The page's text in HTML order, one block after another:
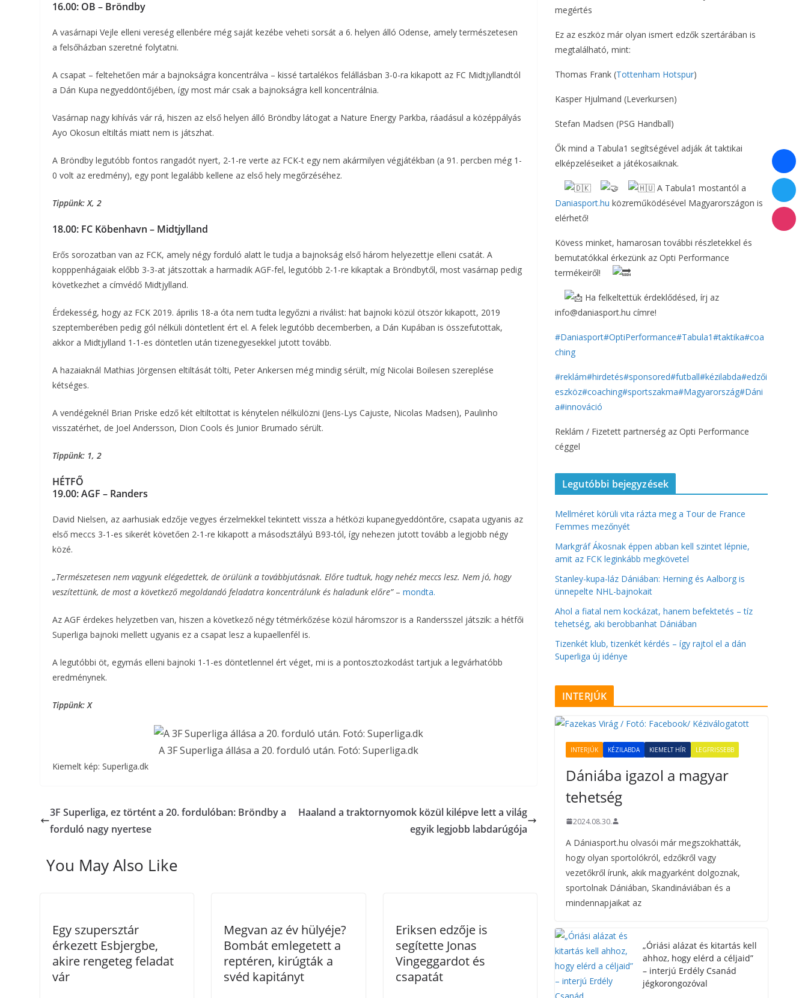
16.00: OB – Bröndby
A vasárnapi Vejle elleni vereség ellenbére még saját kezébe veheti sorsát a 6. helyen álló Odense, amely természetesen
a felsőházban szeretné folytatni.
A csapat – feltehetően már a bajnokságra koncentrálva – kissé tartalékos felállásban 3-0-ra kikapott az FC Midtjyllandtól
a Dán Kupa negyeddöntőjében, így most már csak a bajnokságra kell koncentrálnia.
Vasárnap nagy kihívás vár rá, hiszen az első helyen álló Bröndby látogat a Nature Energy Parkba, ráadásul a középpályás
Ayo Okosun eltiltás miatt nem is játszhat.
A Bröndby legutóbb fontos rangadót nyert, 2-1-re verte az FCK-t egy nem akármilyen végjátékban (a 91. percben még 1-
0 volt az eredmény), egy pont legalább kellene az első hely megőrzéséhez.
Tippünk: X, 2
18.00: FC Köbenhavn – Midtjylland
Erős sorozatban van az FCK, amely négy forduló alatt le tudja a bajnokság első három helyezettje elleni csatát. A
kopppenhágaiak előbb 3-3-at játszottak a harmadik AGF-fel, legutóbb 2-1-re kikaptak a Bröndbytől, most vasárnap pedig
következhet a címvédő Midtjylland.
Érdekesség, hogy az FCK 2019. április 18-a óta nem tudta legyőzni a riválist: hat bajnoki közül ötször kikapott, 2019
szeptemberében pedig gól nélküli döntetlent ért el. A felek legutóbb decemberben, a Dán Kupában is összefutottak,
akkor a Midtjylland 1-1-es döntetlen után tizenegyesekkel jutott tovább.
A hazaiaknál Mathias Jörgensen eltiltását tölti, Peter Ankersen még mindig sérült, míg Nicolai Boilesen szereplése
kétséges.
A vendégeknél Brian Priske edző két eltiltottat is kénytelen nélkülözni (Jens-Lys Cajuste, Nicolas Madsen), Paulinho
visszatérhet, de Joel Andersson, Dion Cools és Junior Brumado sérült.
Tippünk: 1, 2
HÉTFŐ
19.00: AGF – Randers
David Nielsen, az aarhusiak edzője vegyes érzelmekkel tekintett vissza a hétközi kupanegyeddöntőre, csapata ugyanis az
első meccs 3-1-es sikerét követően 2-1-re kikapott a másodsztályú B93-tól, így nehezen jutott tovább a legjobb négy
közé.
„Természetesen nem vagyunk elégedettek, de örülünk a továbbjutásnak. Előre tudtuk, hogy nehéz meccs lesz. Nem jó, hogy
veszítettünk, de most a következő megoldandó feladatra koncentrálunk és haladunk előre”–mondta.
Az AGF érdekes helyzetben van, hiszen a következő négy tétmérkőzése közül háromszor is a Randersszel játszik: a hétfői
Superliga bajnoki mellett ugyanis ez a csapat lesz a kupaellenfél is.
A legutóbbi öt, egymás elleni bajnoki 1-1-es döntetlennel ért véget, mi is a pontosztozkodást tartjuk a legvárhatóbb
eredménynek.
Tippünk: X
A 3F Superliga állása a 20. forduló után. Fotó: Superliga.dk
Kiemelt kép: Superliga.dk
3F Superliga, ez történt a 20. fordulóban: Bröndby a
forduló nagy nyertese
Haaland a traktornyomok közül kilépve lett a világ
egyik legjobb labdarúgója
You May Also Like
Egy szupersztár
érkezett Esbjergbe,
akire rengeteg feladat
vár
Megvan az év hülyéje?
Bombát emlegetett a
reptéren, kirúgták a
svéd kapitányt
Eriksen edzője is
segítette Jonas
Vingeggardot és
csapatát
megértés
Ez az eszköz már olyan ismert edzők szertárában is
megtalálható, mint:
Thomas Frank (Tottenham Hotspur)
Kasper Hjulmand (Leverkursen)
Stefan Madsen (PSG Handball)
Ők mind a Tabula1 segítségével adják át taktikai
elképzeléseiket a játékosaiknak.
A Tabula1 mostantól a
Daniasport.hu közreműködésével Magyarországon is
elérhető!
Kövess minket, hamarosan további részletekkel és
bemutatókkal érkezünk az Opti Performance
termékeiről!
Ha felkeltettük érdeklődésed, írj az
info@daniasport.hu címre!
#Daniasport#OptiPerformance#Tabula1#taktika#coa
ching
#reklám#hirdetés#sponsored#futball#kézilabda#edzői
eszköz#coaching#sportszakma#Magyarország#Dáni
a#innováció
Reklám / Fizetett partnerség az Opti Performance
céggel
Legutóbbi bejegyzések
Mellméret körüli vita rázta meg a Tour de France
Femmes mezőnyét
Markgráf Ákosnak éppen abban kell szintet lépnie,
amit az FCK leginkább megkövetel
Stanley-kupa-láz Dániában: Herning és Aalborg is
ünnepelte NHL-bajnokait
Ahol a fiatal nem kockázat, hanem befektetés – tíz
tehetség, aki berobbanhat Dániában
Tizenkét klub, tizenkét kérdés – így rajtol el a dán
Superliga új idénye
INTERJÚK
INTERJÚK KÉZILABDA KIEMELT HÍR LEGFRISSEBB
Dániába igazol a magyar
tehetség
2024.08.30.
A Dániasport.hu olvasói már megszokhatták,
hogy olyan sportolókról, edzőkről vagy
vezetőkről írunk, akik magyarként dolgoznak,
sportolnak Dániában, Skandináviában és a
mindennapjaikat az
„Óriási alázat és kitartás kell
ahhoz, hogy elérd a céljaid”
– interjú Erdély Csanád
jégkorongozóval